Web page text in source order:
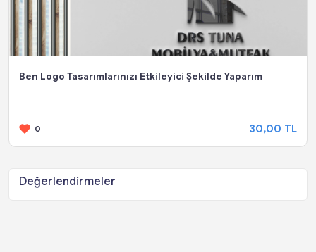
Ben Logo Tasarımlarınızı Etkileyici Şekilde Yaparım
0 30,00 TL
Değerlendirmeler